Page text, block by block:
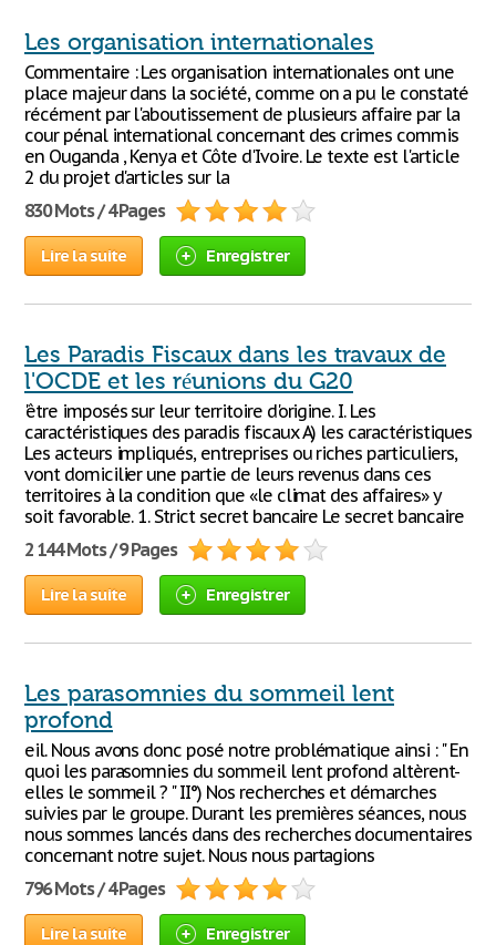
Les organisation internationales
Commentaire : Les organisation internationales ont une
place majeur dans la société, comme on a pu le constaté
récément par l'aboutissement de plusieurs affaire par la
cour pénal international concernant des crimes commis
en Ouganda , Kenya et Côte d'Ivoire. Le texte est l'article
2 du projet d'articles sur la
830 Mots / 4 Pages
Lire la suite Enregistrer
Les Paradis Fiscaux dans les travaux de
l'OCDE et les réunions du G20
'être imposés sur leur territoire d'origine. I. Les
caractéristiques des paradis fiscaux A) les caractéristiques
Les acteurs impliqués, entreprises ou riches particuliers,
vont domicilier une partie de leurs revenus dans ces
territoires à la condition que «le climat des affaires» y
soit favorable. 1. Strict secret bancaire Le secret bancaire
2 144 Mots / 9 Pages
Lire la suite Enregistrer
Les parasomnies du sommeil lent
profond
eil. Nous avons donc posé notre problématique ainsi : " En
quoi les parasomnies du sommeil lent profond altèrent-
elles le sommeil ? " II°) Nos recherches et démarches
suivies par le groupe. Durant les premières séances, nous
nous sommes lancés dans des recherches documentaires
concernant notre sujet. Nous nous partagions
796 Mots / 4 Pages
Lire la suite Enregistrer